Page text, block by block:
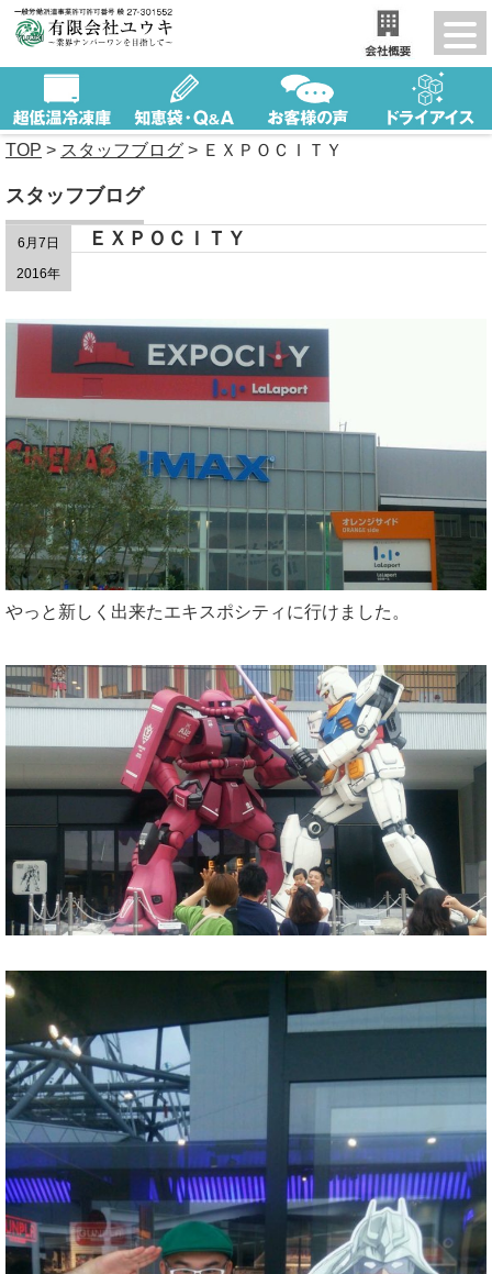
TOP > スタッフブログ > ＥＸＰＯＣＩＴＹ
スタッフブログ
6月7日
2016年
ＥＸＰＯＣＩＴＹ
やっと新しく出来たエキスポシティに行けました。